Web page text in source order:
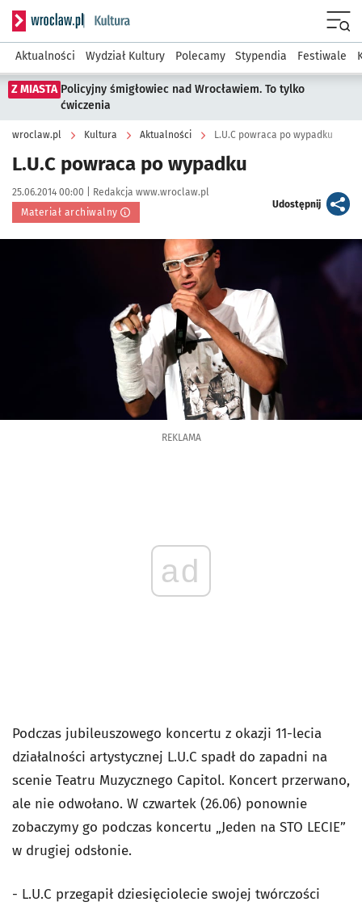
Serwis informacyjny wroclaw.pl podserwis: Kultura
Aktualności Wydział Kultury Polecamy Stypendia Festiwale
Z MIASTA Policyjny śmigłowiec nad Wrocławiem. To tylko
ćwiczenia
wroclaw.pl Kultura Aktualności L.U.C powraca po wypadku
L.U.C powraca po wypadku
Data publikacji:
25.06.2014 00:00 | Autor:
Redakcja www.wroclaw.pl
Materiał archiwalny
Udostępnijartykuł
REKLAMA
ad
Podczas jubileuszowego koncertu z okazji 11-lecia
działalności artystycznej L.U.C spadł do zapadni na
scenie Teatru Muzycznego Capitol. Koncert przerwano,
ale nie odwołano. W czwartek (26.06) ponownie
zobaczymy go podczas koncertu „Jeden na STO LECIE”
w drugiej odsłonie.
- L.U.C przegapił dziesięciolecie swojej twórczości